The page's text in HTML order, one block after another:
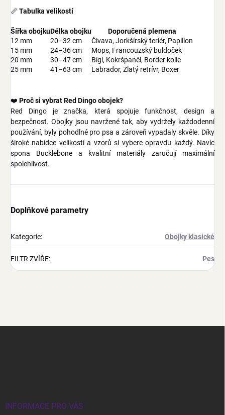
📏 Tabulka velikostí
Šířka obojkuDélka obojku
Doporučená plemena
12 mm
20–32 cm
Čivava, Jorkšírský teriér, Papillon
15 mm
24–36 cm
Mops, Francouzský buldoček
20 mm
30–47 cm
Bígl, Kokršpaněl, Border kolie
25 mm
41–63 cm Labrador, Zlatý retrívr, Boxer
❤️ Proč si vybrat Red Dingo obojek?
Red Dingo je značka, která spojuje funkčnost, design a
bezpečnost. Obojky jsou navržené tak, aby vydržely každodenní
používání, byly pohodlné pro psa a zároveň vypadaly skvěle. Díky
široké nabídce velikostí a vzorů si vybere opravdu každý. Navíc
spona Bucklebone a kvalitní materiály zaručují maximální
spolehlivost.
Doplňkové parametry
Kategorie: Obojky klasické
FILTR ZVÍŘE: Pes
INFORMACE PRO VÁS